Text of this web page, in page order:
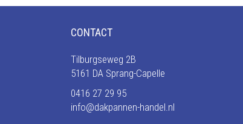
CONTACT
Tilburgseweg 2B
5161 DA Sprang-Capelle
0416 27 29 95
info@dakpannen-handel.nl